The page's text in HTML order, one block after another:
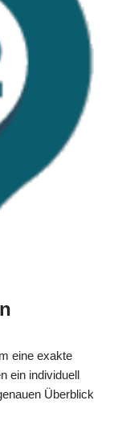
eine exakte
ein individuell
Überblick